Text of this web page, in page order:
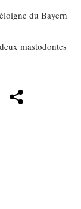
du Bayern
mastodontes